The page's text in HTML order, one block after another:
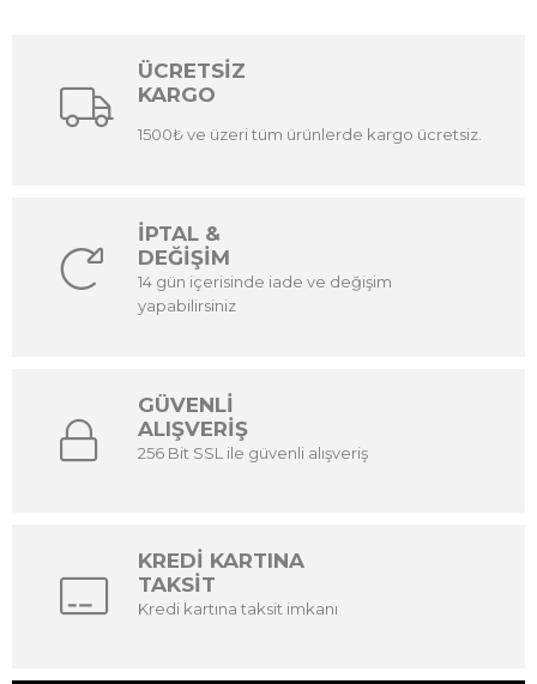
ÜCRETSİZ
KARGO
1500₺ ve üzeri tüm ürünlerde kargo ücretsiz.
İPTAL &
DEĞİŞİM
14 gün içerisinde iade ve değişim
yapabilirsiniz
GÜVENLİ
ALIŞVERİŞ
256 Bit SSL ile güvenli alışveriş
KREDİ KARTINA
TAKSİT
Kredi kartına taksit imkanı